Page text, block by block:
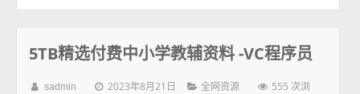
5TB精选付费中小学教辅资料 -VC程序员
sadmin 2023年8月21日 全网资源
555 次浏